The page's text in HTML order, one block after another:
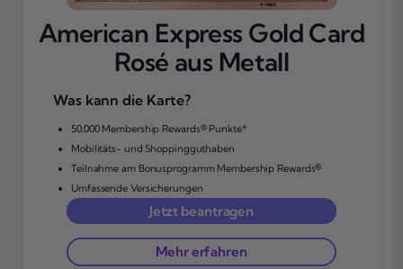
American Express Gold Card
Rosé aus Metall
Was kann die Karte?
50.000 Membership Rewards® Punkte*
Mobilitäts- und Shoppingguthaben
Teilnahme am Bonusprogramm Membership Rewards®
Umfassende Versicherungen
Jetzt beantragen
Mehr erfahren